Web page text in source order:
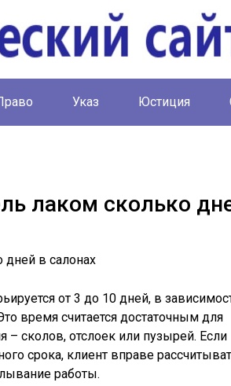
Указ Юстиция
лаком сколько
от 3 до 10 дней, в
время считается достаточным для
сколов, отслоек или пузырей. Если
срока, клиент вправе
работы.